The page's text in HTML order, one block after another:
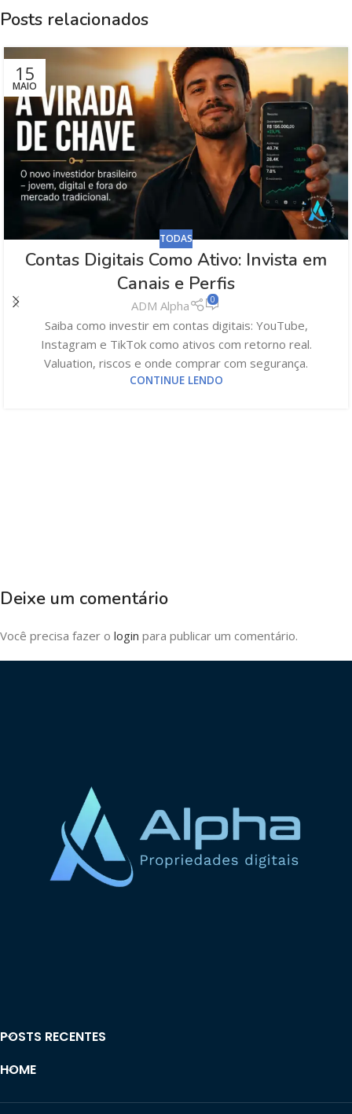
Posts relacionados
15
MAIO
TODAS
Contas Digitais Como Ativo: Invista em
Canais e Perfis
ADM Alpha 0
Saiba como investir em contas digitais: YouTube,
Instagram e TikTok como ativos com retorno real.
Valuation, riscos e onde comprar com segurança.
CONTINUE LENDO
Deixe um comentário
Você precisa fazer o login para publicar um comentário.
POSTS RECENTES
HOME